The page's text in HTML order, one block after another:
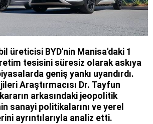
üreticisi BYD'nin Manisa'daki 1
tesisini süresiz olarak askıya
geniş yankı uyandırdı.
Araştırmacısı Dr. Tayfun
arkasındaki jeopolitik
sanayi politikalarını ve yerel
ayrıntılarıyla analiz etti.